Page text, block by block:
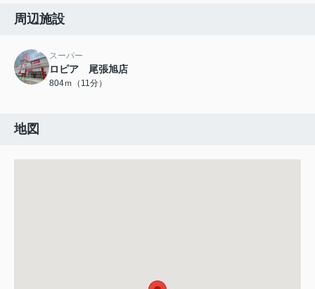
周辺施設
スーパー
ロピア 尾張旭店
804ｍ（11分）
地図